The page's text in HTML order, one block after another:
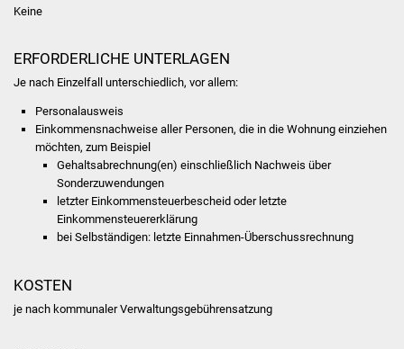
Gesundheit und Notfall
Pflege von Angehörigen
Index
ÖPNV
Keine
ERFORDERLICHE UNTERLAGEN
Je nach Einzelfall unterschiedlich, vor allem:
Personalausweis
Einkommensnachweise aller Personen, die in die Wohnung einziehen
möchten, zum Beispiel
Gehaltsabrechnung(en) einschließlich Nachweis über
Sonderzuwendungen
letzter Einkommensteuerbescheid oder letzte
Einkommensteuererklärung
bei Selbständigen: letzte Einnahmen-Überschussrechnung
KOSTEN
je nach kommunaler Verwaltungsgebührensatzung